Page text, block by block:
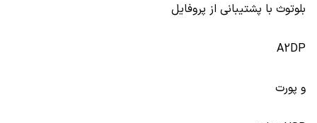
بلوتوث با پشتیبانی از پروفایل
A2DP
و پورت